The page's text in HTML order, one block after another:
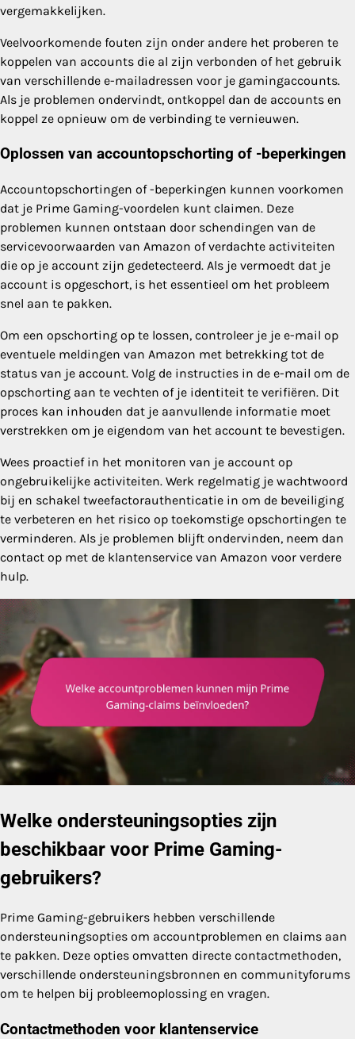
vergemakkelijken.
Veelvoorkomende fouten zijn onder andere het proberen te
koppelen van accounts die al zijn verbonden of het gebruik
van verschillende e-mailadressen voor je gamingaccounts.
Als je problemen ondervindt, ontkoppel dan de accounts en
koppel ze opnieuw om de verbinding te vernieuwen.
Oplossen van accountopschorting of -beperkingen
Accountopschortingen of -beperkingen kunnen voorkomen
dat je Prime Gaming-voordelen kunt claimen. Deze
problemen kunnen ontstaan door schendingen van de
servicevoorwaarden van Amazon of verdachte activiteiten
die op je account zijn gedetecteerd. Als je vermoedt dat je
account is opgeschort, is het essentieel om het probleem
snel aan te pakken.
Om een opschorting op te lossen, controleer je je e-mail op
eventuele meldingen van Amazon met betrekking tot de
status van je account. Volg de instructies in de e-mail om de
opschorting aan te vechten of je identiteit te verifiëren. Dit
proces kan inhouden dat je aanvullende informatie moet
verstrekken om je eigendom van het account te bevestigen.
Wees proactief in het monitoren van je account op
ongebruikelijke activiteiten. Werk regelmatig je wachtwoord
bij en schakel tweefactorauthenticatie in om de beveiliging
te verbeteren en het risico op toekomstige opschortingen te
verminderen. Als je problemen blijft ondervinden, neem dan
contact op met de klantenservice van Amazon voor verdere
hulp.
Welke ondersteuningsopties zijn
beschikbaar voor Prime Gaming-
gebruikers?
Prime Gaming-gebruikers hebben verschillende
ondersteuningsopties om accountproblemen en claims aan
te pakken. Deze opties omvatten directe contactmethoden,
verschillende ondersteuningsbronnen en communityforums
om te helpen bij probleemoplossing en vragen.
Contactmethoden voor klantenservice